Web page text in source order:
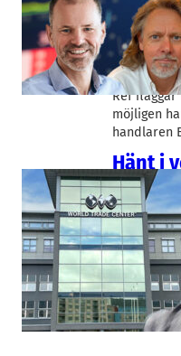
Peab,
Christopher
Göransson,
Nilsson,
Duni
Ref
möjligen
handlaren
Hänt i
Fakta
Catena, Doro
Julian Read,
med
miljoner
poster. Det